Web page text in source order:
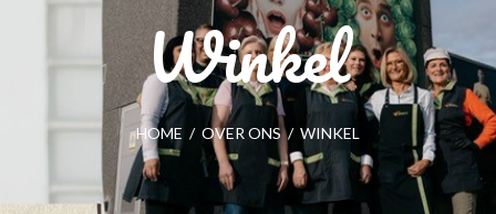
Winkel
HOME / OVER ONS / WINKEL